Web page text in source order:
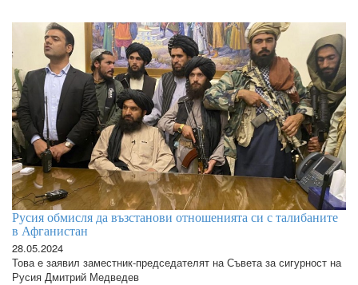
Русия обмисля да възстанови отношенията си с талибаните
в Афганистан
28.05.2024
Това е заявил заместник-председателят на Съвета за сигурност на
Русия Дмитрий Медведев